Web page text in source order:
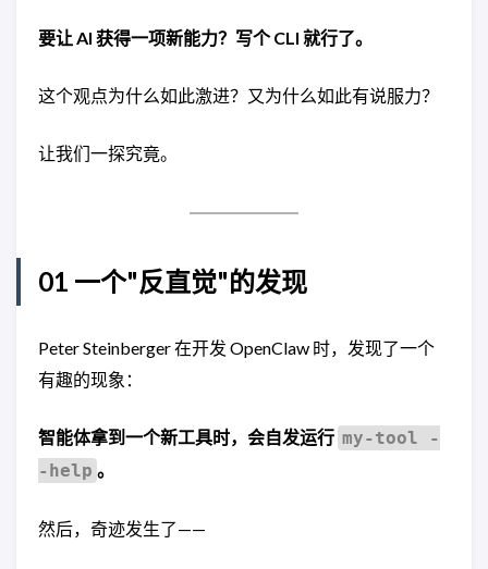
要让 AI 获得一项新能力？写个 CLI 就行了。
这个观点为什么如此激进？又为什么如此有说服力？
让我们一探究竟。
01 一个"反直觉"的发现
Peter Steinberger 在开发 OpenClaw 时，发现了一个
有趣的现象：
智能体拿到一个新工具时，会自发运行 my-tool -
-help 。
然后，奇迹发生了——